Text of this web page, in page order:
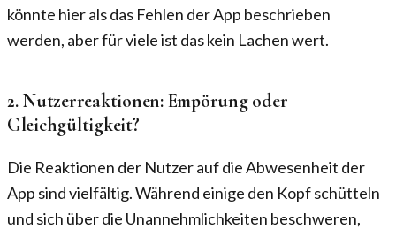
könnte hier als das Fehlen der App beschrieben
werden, aber für viele ist das kein Lachen wert.
2. Nutzerreaktionen: Empörung oder
Gleichgültigkeit?
Die Reaktionen der Nutzer auf die Abwesenheit der
App sind vielfältig. Während einige den Kopf schütteln
und sich über die Unannehmlichkeiten beschweren,